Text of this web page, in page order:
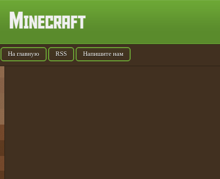
На главную RSS Напишите нам